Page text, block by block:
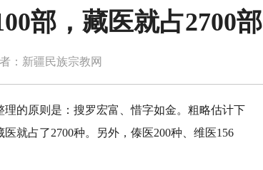
部，藏医就占2700部
：新疆民族宗教网
的原则是：搜罗宏富、惜字如金。粗略估计下
就占了2700种。另外，傣医200种、维医156